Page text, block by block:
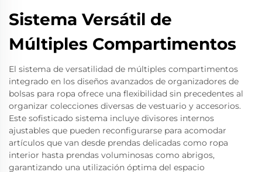
Sistema Versátil de
Múltiples Compartimentos
El sistema de versatilidad de múltiples compartimentos
integrado en los diseños avanzados de organizadores de
bolsas para ropa ofrece una flexibilidad sin precedentes al
organizar colecciones diversas de vestuario y accesorios.
Este sofisticado sistema incluye divisores internos
ajustables que pueden reconfigurarse para acomodar
artículos que van desde prendas delicadas como ropa
interior hasta prendas voluminosas como abrigos,
garantizando una utilización óptima del espacio